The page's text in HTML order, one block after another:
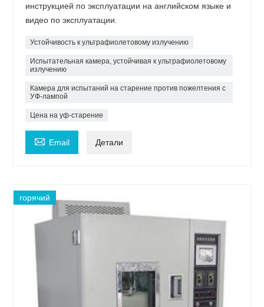
инструкцией по эксплуатации на английском языке и
видео по эксплуатации.
Устойчивость к ультрафиолетовому излучению
Испытательная камера, устойчивая к ультрафиолетовому
излучению
Камера для испытаний на старение против пожелтения с
УФ-лампой
Цена на уф-старение
 Email Детали
горячий